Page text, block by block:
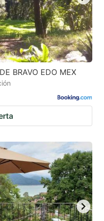
BRAVO EDO MEX